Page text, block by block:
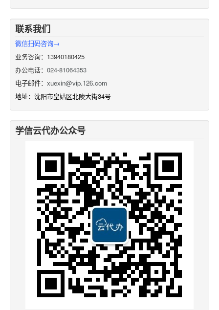
联系我们
微信扫码咨询→
业务咨询：13940180425
办公电话： 024-81064353
电子邮件： xuexin@vip.126.com
地址：沈阳市皇姑区北陵大街34号
学信云代办公众号